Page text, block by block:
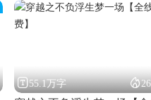
55.1万字 